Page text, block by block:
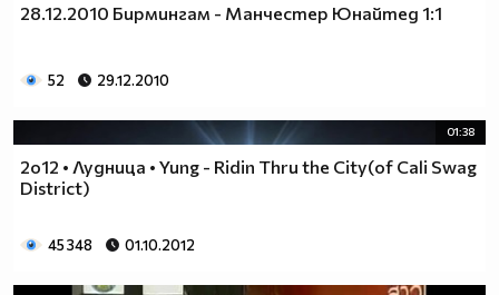
28.12.2010 Бирмингам - Манчестер Юнайтед 1:1
52 29.12.2010
01:38
2o12 • Лудница • Yung - Ridin Thru the City(of Cali Swag
District)
45 348 01.10.2012